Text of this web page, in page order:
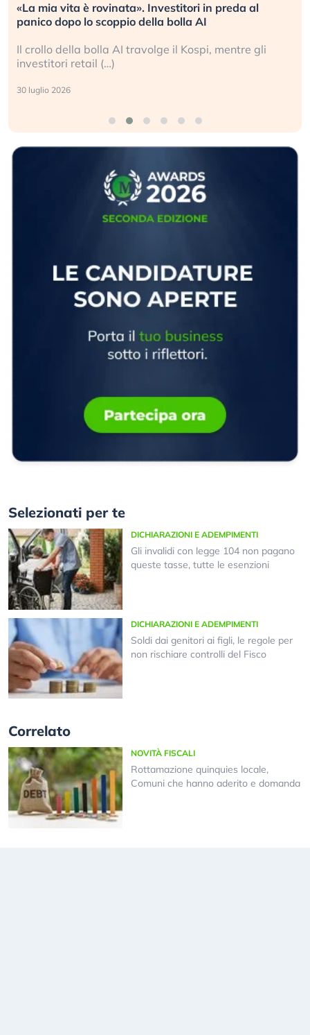
Quando la finanza pesa più dell’economia reale.
L’America sta ripetendo gli errori del 2008?
La ricchezza mondiale cresce, ma è sempre più
sganciata dall’economia reale. (…)
24 luglio 2026
Selezionati per te
DICHIARAZIONI E ADEMPIMENTI
Gli invalidi con legge 104 non pagano
queste tasse, tutte le esenzioni
DICHIARAZIONI E ADEMPIMENTI
Soldi dai genitori ai figli, le regole per
non rischiare controlli del Fisco
Correlato
NOVITÀ FISCALI
Rottamazione quinquies locale,
Comuni che hanno aderito e domanda